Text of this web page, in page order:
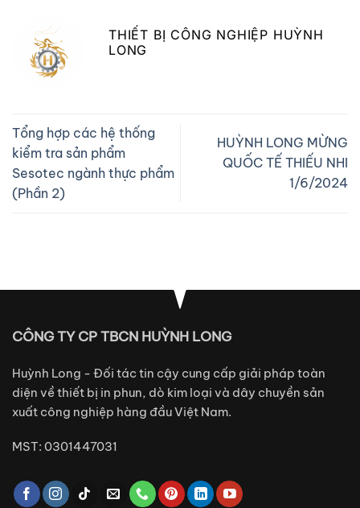
THIẾT BỊ CÔNG NGHIỆP HUỲNH
LONG
Tổng hợp các hệ thống
kiểm tra sản phẩm
Sesotec ngành thực phẩm
(Phần 2)
HUỲNH LONG MỪNG
QUỐC TẾ THIẾU NHI
1/6/2024
CÔNG TY CP TBCN HUỲNH LONG
Huỳnh Long - Đối tác tin cậy cung cấp giải pháp toàn
diện về thiết bị in phun, dò kim loại và dây chuyền sản
xuất công nghiệp hàng đầu Việt Nam.
MST: 0301447031